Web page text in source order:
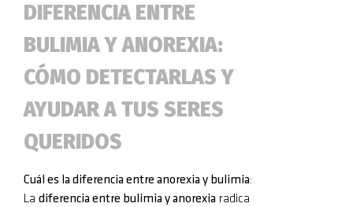
DIFERENCIA ENTRE
BULIMIA Y ANOREXIA:
CÓMO DETECTARLAS Y
AYUDAR A TUS SERES
QUERIDOS
Cuál es la diferencia entre anorexia y bulimia:
La diferencia entre bulimia y anorexia radica